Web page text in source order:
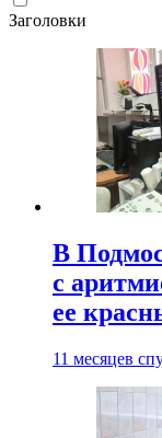
Заголовки
В
с
ее
11 месяцев